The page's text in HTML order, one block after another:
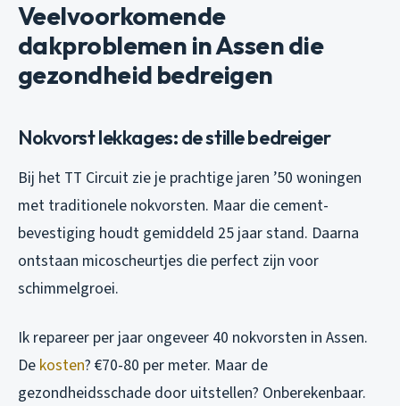
Veelvoorkomende
dakproblemen in Assen die
gezondheid bedreigen
Nokvorst lekkages: de stille bedreiger
Bij het TT Circuit zie je prachtige jaren ’50 woningen
met traditionele nokvorsten. Maar die cement-
bevestiging houdt gemiddeld 25 jaar stand. Daarna
ontstaan micoscheurtjes die perfect zijn voor
schimmelgroei.
Ik repareer per jaar ongeveer 40 nokvorsten in Assen.
De kosten? €70-80 per meter. Maar de
gezondheidsschade door uitstellen? Onberekenbaar.